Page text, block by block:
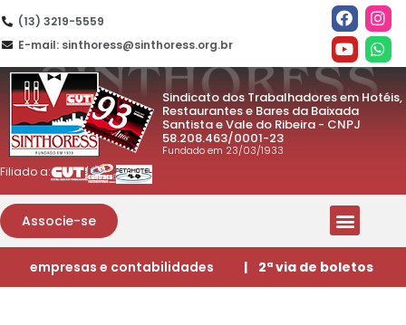
(13) 3219-5559
E-mail: sinthoress@sinthoress.org.br
Sindicato dos Trabalhadores em Hotéis,
Restaurantes e Bares da Baixada
Santista e Vale do Ribeira - CNPJ
58.208.463/0001-23
Fundado em 23/03/1933
Filiado a:
Associe-se
empresas e contabilidades | 2ª via de boletos